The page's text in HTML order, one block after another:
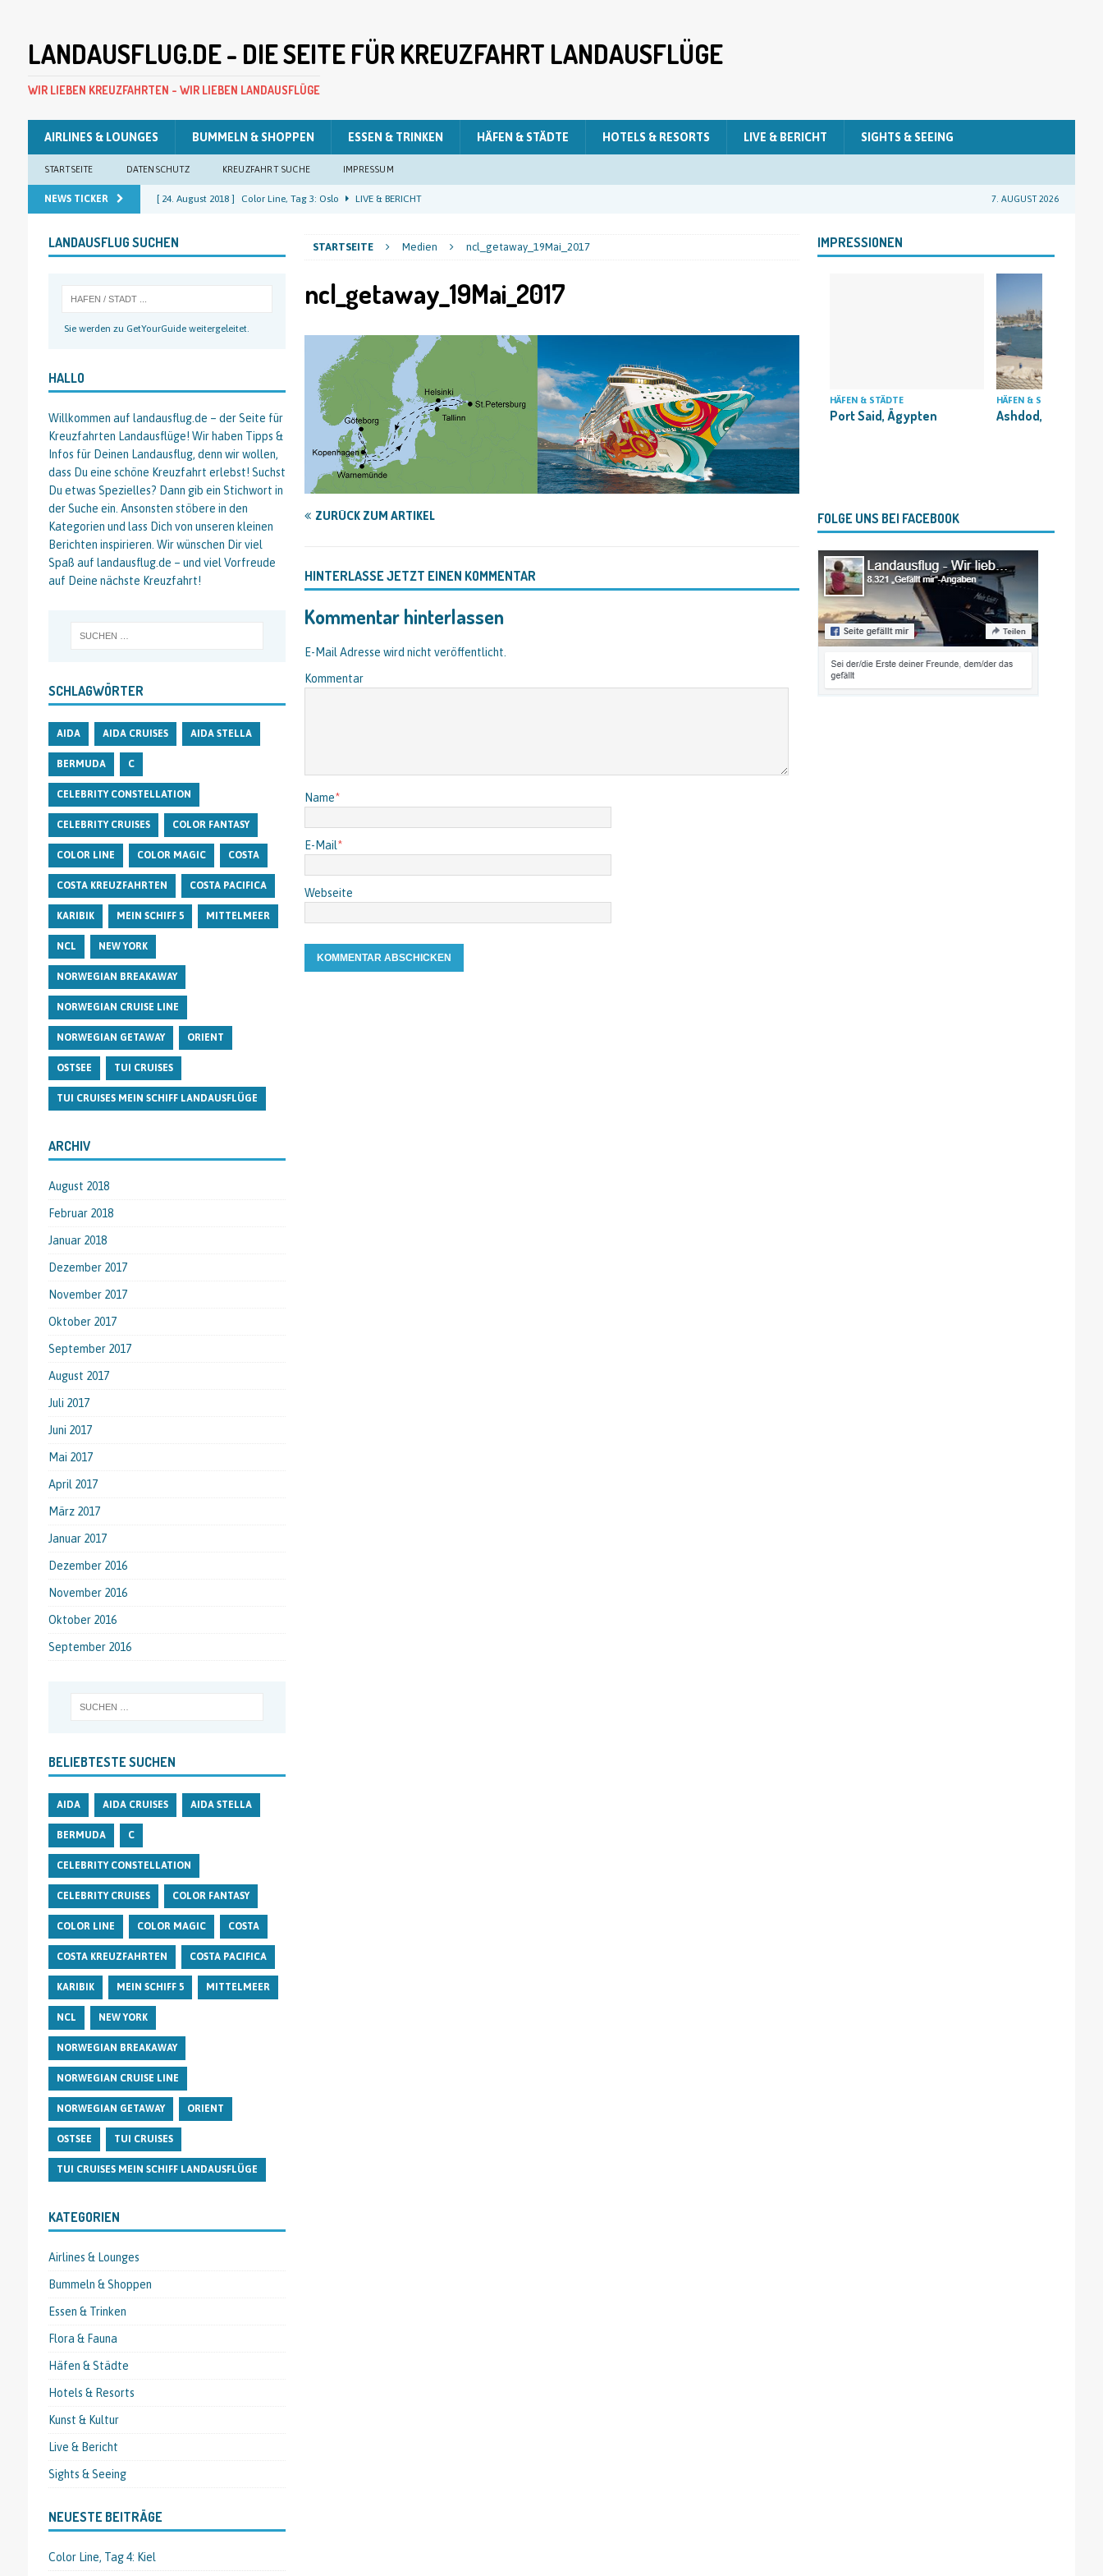
LANDAUSFLUG.DE - DIE SEITE FÜR KREUZFAHRT LANDAUSFLÜGE
WIR LIEBEN KREUZFAHRTEN - WIR LIEBEN LANDAUSFLÜGE
AIRLINES & LOUNGES BUMMELN & SHOPPEN ESSEN & TRINKEN HÄFEN & STÄDTE HOTELS & RESORTS LIVE & BERICHT SIGHTS & SEEING
STARTSEITE DATENSCHUTZ KREUZFAHRT SUCHE IMPRESSUM
NEWS TICKER [ 24. August 2018 ] Color Line, Tag 3: Oslo LIVE & BERICHT
[ 22. August 2018 ] Color Line, Tag 1: Kiel
Costa Pacifica, Tag 12: Kiel LIVE & BERICHT
Color Line, Tag 4: Kiel LIVE & BERICHT
7. AUGUST 2026
STARTSEITE Medien ncl_getaway_19Mai_2017
ncl_getaway_19Mai_2017
ZURÜCK ZUM ARTIKEL
HINTERLASSE JETZT EINEN KOMMENTAR
Kommentar hinterlassen
E-Mail Adresse wird nicht veröffentlicht.
Kommentar
Name*
E-Mail*
Webseite
LANDAUSFLUG SUCHEN
Sie werden zu GetYourGuide weitergeleitet.
HALLO
Willkommen auf landausflug.de – der Seite für
Kreuzfahrten Landausflüge! Wir haben Tipps &
Infos für Deinen Landausflug, denn wir wollen,
dass Du eine schöne Kreuzfahrt erlebst! Suchst
Du etwas Spezielles? Dann gib ein Stichwort in
der Suche ein. Ansonsten stöbere in den
Kategorien und lass Dich von unseren kleinen
Berichten inspirieren. Wir wünschen Dir viel
Spaß auf landausflug.de – und viel Vorfreude
auf Deine nächste Kreuzfahrt!
SCHLAGWÖRTER
AIDA AIDA CRUISES AIDA STELLA
BERMUDA C
CELEBRITY CONSTELLATION
CELEBRITY CRUISES COLOR FANTASY
COLOR LINE COLOR MAGIC COSTA
COSTA KREUZFAHRTEN COSTA PACIFICA
KARIBIK MEIN SCHIFF 5 MITTELMEER
NCL NEW YORK
NORWEGIAN BREAKAWAY
NORWEGIAN CRUISE LINE
NORWEGIAN GETAWAY ORIENT
OSTSEE TUI CRUISES
TUI CRUISES MEIN SCHIFF LANDAUSFLÜGE
ARCHIV
August 2018
Februar 2018
Januar 2018
Dezember 2017
November 2017
Oktober 2017
September 2017
August 2017
Juli 2017
Juni 2017
Mai 2017
April 2017
März 2017
Januar 2017
Dezember 2016
November 2016
Oktober 2016
September 2016
BELIEBTESTE SUCHEN
AIDA AIDA CRUISES AIDA STELLA
BERMUDA C
CELEBRITY CONSTELLATION
CELEBRITY CRUISES COLOR FANTASY
COLOR LINE COLOR MAGIC COSTA
COSTA KREUZFAHRTEN COSTA PACIFICA
KARIBIK MEIN SCHIFF 5 MITTELMEER
NCL NEW YORK
NORWEGIAN BREAKAWAY
NORWEGIAN CRUISE LINE
NORWEGIAN GETAWAY ORIENT
OSTSEE TUI CRUISES
TUI CRUISES MEIN SCHIFF LANDAUSFLÜGE
KATEGORIEN
Airlines & Lounges
Bummeln & Shoppen
Essen & Trinken
Flora & Fauna
Häfen & Städte
Hotels & Resorts
Kunst & Kultur
Live & Bericht
Sights & Seeing
NEUESTE BEITRÄGE
Color Line, Tag 4: Kiel
IMPRESSIONEN
HÄFEN & STÄDTE
Port Said, Ägypten
HÄFEN & STÄDTE
Ashdod, Israel
FOLGE UNS BEI FACEBOOK